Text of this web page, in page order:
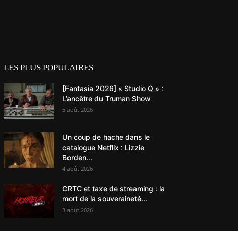
LES PLUS POPULAIRES
[Fantasia 2026] « Studio Q » :
L’ancêtre du Truman Show
5 août 2026
Un coup de hache dans le
catalogue Netflix : Lizzie
Borden...
4 août 2026
CRTC et taxe de streaming : la
mort de la souveraineté...
3 août 2026